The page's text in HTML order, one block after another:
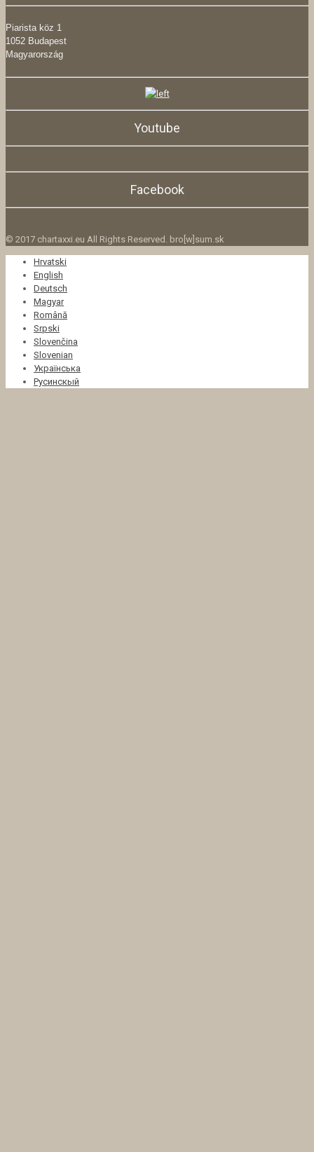
Piarista köz 1
1052 Budapest
Magyarország
Youtube
Facebook
© 2017 chartaxxi.eu All Rights Reserved. bro[w]sum.sk
Hrvatski
English
Deutsch
Magyar
Română
Srpski
Slovenčina
Slovenian
Українська
Русинскый